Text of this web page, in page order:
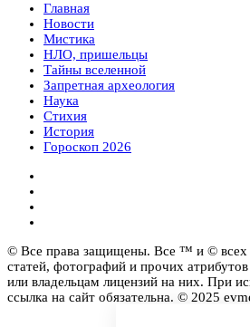
Главная
Новости
Мистика
НЛО, пришельцы
Тайны вселенной
Запретная археология
Наука
Стихия
История
Гороскоп 2026
© Все права защищены. Все ™ и © всех
статей, фотографий и прочих
или владельцам лицензий на них. При
ссылка на сайт обязательна. © 2025